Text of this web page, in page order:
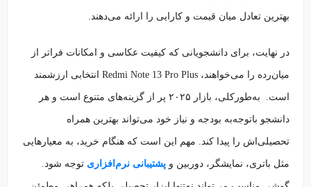
بهترین تعادل میان قیمت و کارایی را ارائه می‌دهند.
در نهایت، برای دانشجویانی که کیفیت عکاسی و امکانات فراتر از
میان‌رده را می‌خواهند، Redmi Note 13 Pro Plus انتخابی ارزشمند
است. به‌طورکلی، بازار ۲۰۲۵ پر از گزینه‌های متنوع است و هر
دانشجو باتوجه‌به بودجه و نیاز خود می‌تواند بهترین همراه
تحصیلی‌اش را پیدا کند. مهم این است که هنگام خرید، به معیارهایی
مثل باتری، نمایشگر، دوربین وپشتیبانی نرم‌افزاریتوجه شود.